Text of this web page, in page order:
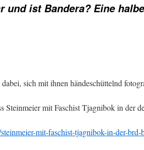
und ist Bandera? Eine
sich mit ihnen händeschüttelnd
Steinmeier mit Faschist Tjagnibok in der
mit-faschist-tjagnibok-in-der-brd-